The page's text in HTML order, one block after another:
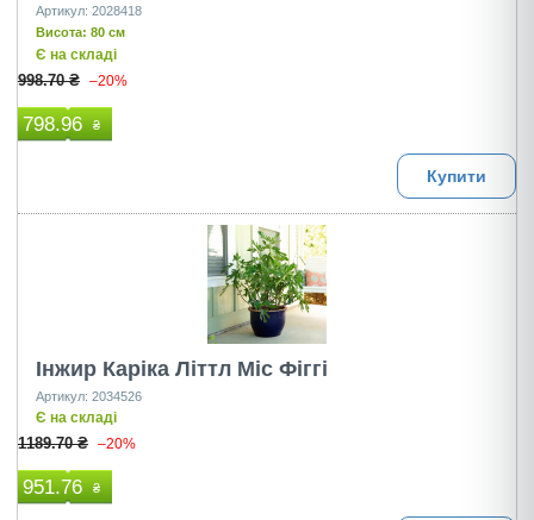
Артикул: 2028418
Висота: 80 см
Є на складі
998.70 ₴ –20%
798.96 ₴
Купити
Інжир Каріка Літтл Міс Фіггі
Артикул: 2034526
Є на складі
1189.70 ₴ –20%
951.76 ₴